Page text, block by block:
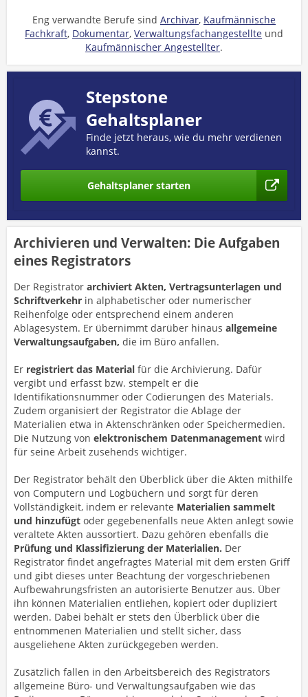
Eng verwandte Berufe sind Archivar, Kaufmännische
Fachkraft, Dokumentar, Verwaltungsfachangestellte und
Kaufmännischer Angestellter.
Stepstone
Gehaltsplaner
Finde jetzt heraus, wie du mehr verdienen
kannst.
Gehaltsplaner starten
Archivieren und Verwalten: Die Aufgaben
eines Registrators
Der Registrator archiviert Akten, Vertragsunterlagen und
Schriftverkehr in alphabetischer oder numerischer
Reihenfolge oder entsprechend einem anderen
Ablagesystem. Er übernimmt darüber hinaus allgemeine
Verwaltungsaufgaben, die im Büro anfallen.
Er registriert das Material für die Archivierung. Dafür
vergibt und erfasst bzw. stempelt er die
Identifikationsnummer oder Codierungen des Materials.
Zudem organisiert der Registrator die Ablage der
Materialien etwa in Aktenschränken oder Speichermedien.
Die Nutzung von elektronischem Datenmanagement wird
für seine Arbeit zusehends wichtiger.
Der Registrator behält den Überblick über die Akten mithilfe
von Computern und Logbüchern und sorgt für deren
Vollständigkeit, indem er relevante Materialien sammelt
und hinzufügt oder gegebenenfalls neue Akten anlegt sowie
veraltete Akten aussortiert. Dazu gehören ebenfalls die
Prüfung und Klassifizierung der Materialien. Der
Registrator findet angefragtes Material mit dem ersten Griff
und gibt dieses unter Beachtung der vorgeschriebenen
Aufbewahrungsfristen an autorisierte Benutzer aus. Über
ihn können Materialien entliehen, kopiert oder dupliziert
werden. Dabei behält er stets den Überblick über die
entnommenen Materialien und stellt sicher, dass
ausgeliehene Akten zurückgegeben werden.
Zusätzlich fallen in den Arbeitsbereich des Registrators
allgemeine Büro- und Verwaltungsaufgaben wie das